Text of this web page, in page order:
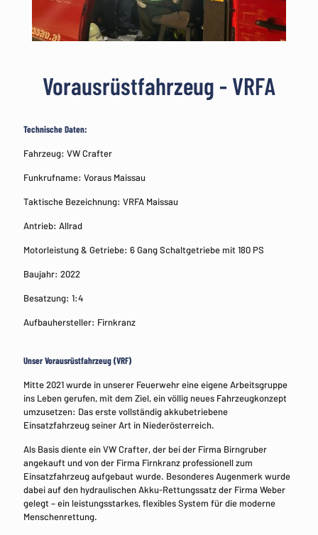
Vorausrüstfahrzeug - VRFA
Technische Daten:
Fahrzeug: VW Crafter
Funkrufname: Voraus Maissau
Taktische Bezeichnung: VRFA Maissau
Antrieb: Allrad
Motorleistung & Getriebe: 6 Gang Schaltgetriebe mit 180 PS
Baujahr: 2022
Besatzung: 1:4
Aufbauhersteller: Firnkranz
Unser Vorausrüstfahrzeug (VRF)
Mitte 2021 wurde in unserer Feuerwehr eine eigene Arbeitsgruppe
ins Leben gerufen, mit dem Ziel, ein völlig neues Fahrzeugkonzept
umzusetzen: Das erste vollständig akkubetriebene
Einsatzfahrzeug seiner Art in Niederösterreich.
Als Basis diente ein VW Crafter, der bei der Firma Birngruber
angekauft und von der Firma Firnkranz professionell zum
Einsatzfahrzeug aufgebaut wurde. Besonderes Augenmerk wurde
dabei auf den hydraulischen Akku-Rettungssatz der Firma Weber
gelegt – ein leistungsstarkes, flexibles System für die moderne
Menschenrettung.